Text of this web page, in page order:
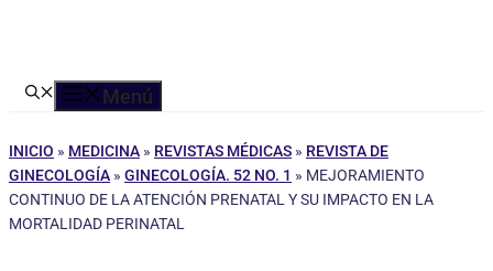
Menú
INICIO » MEDICINA » REVISTAS MÉDICAS » REVISTA DE
GINECOLOGÍA » GINECOLOGÍA. 52 NO. 1 » MEJORAMIENTO
CONTINUO DE LA ATENCIÓN PRENATAL Y SU IMPACTO EN LA
MORTALIDAD PERINATAL